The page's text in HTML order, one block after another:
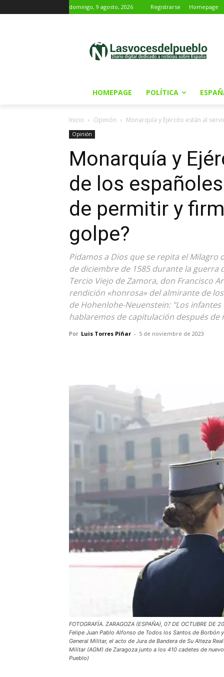
domingo, 9 agosto, 2026 Registrarse Homepage
HOMEPAGE POLÍTICA
Inicio Opinión Monarquía y Ejército están al
Opinión
Monarquía y
de los
de permitir y
golpe?
Pidamos a Dios que se repita el Milagro
de diciembre de 1585 durante la guerra
Tercio Viejo de Zamora, don Francisco
rendición «honrosa» del almirante de
de Hohenlohe-Neuenstein: "Los
hablaremos de capitulación después de
Por Luis Torres Píñar - 5 de noviembre de 2023
FOTOGRAFÍA. ZARAGOZA (ESPAÑA), 07 DE OCTUBRE
Felipe Juan Pablo Alfonso de Todos los Santos de Borbón
General Militar, el acto de Jura de Bandera de Su Alteza
Militar (AGM) de Zaragoza junto a los 410 cadetes de
Pueblo)